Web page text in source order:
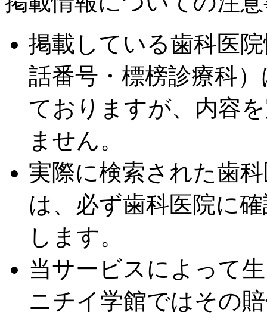
掲載している歯科医
話番号・標榜診療科
ておりますが、内容
ません。
実際に検索された歯
は、必ず歯科医院に
します。
当サービスによって
ニチイ学館ではその